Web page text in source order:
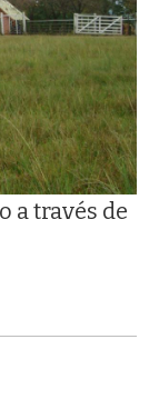
a través de